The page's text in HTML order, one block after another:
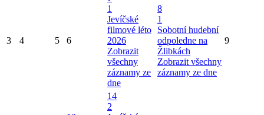
3 4 5 6
1
Jevíčské
filmové léto
2026
Zobrazit
všechny
záznamy ze
dne
8
1
Sobotní hudební
odpoledne na
Žlibkách
Zobrazit všechny
záznamy ze dne
9
14
2